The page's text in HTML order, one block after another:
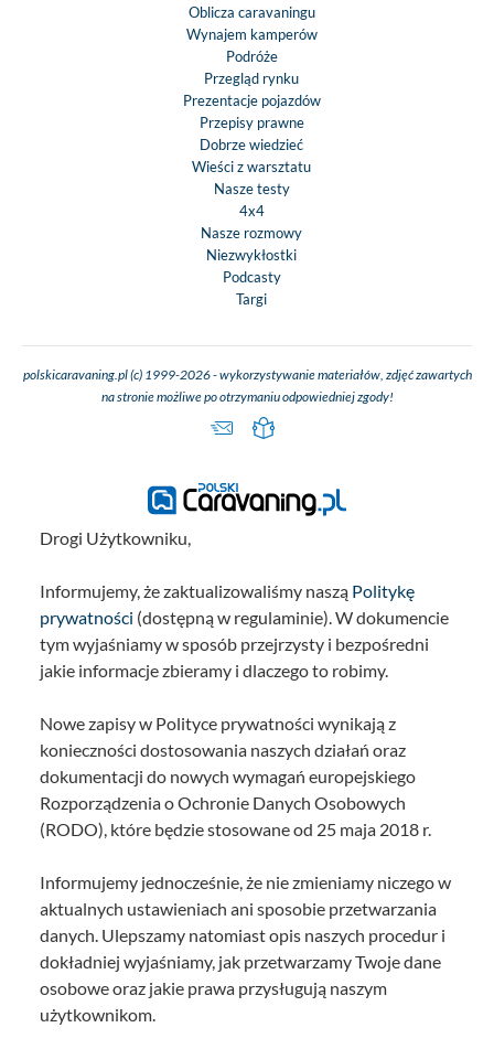
Oblicza caravaningu
Wynajem kamperów
Podróże
Przegląd rynku
Prezentacje pojazdów
Przepisy prawne
Dobrze wiedzieć
Wieści z warsztatu
Nasze testy
4x4
Nasze rozmowy
Niezwykłostki
Podcasty
Targi
polskicaravaning.pl (c) 1999-2026 - wykorzystywanie materiałów, zdjęć zawartych
na stronie możliwe po otrzymaniu odpowiedniej zgody!
Drogi Użytkowniku,
Informujemy, że zaktualizowaliśmy naszą Politykę
prywatności (dostępną w regulaminie). W dokumencie
tym wyjaśniamy w sposób przejrzysty i bezpośredni
jakie informacje zbieramy i dlaczego to robimy.
Nowe zapisy w Polityce prywatności wynikają z
konieczności dostosowania naszych działań oraz
dokumentacji do nowych wymagań europejskiego
Rozporządzenia o Ochronie Danych Osobowych
(RODO), które będzie stosowane od 25 maja 2018 r.
Informujemy jednocześnie, że nie zmieniamy niczego w
aktualnych ustawieniach ani sposobie przetwarzania
danych. Ulepszamy natomiast opis naszych procedur i
dokładniej wyjaśniamy, jak przetwarzamy Twoje dane
osobowe oraz jakie prawa przysługują naszym
użytkownikom.